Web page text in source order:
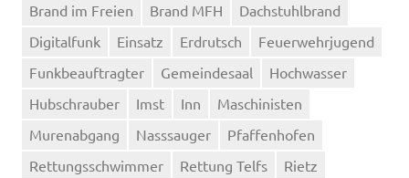
Brand im Freien
Brand MFH
Dachstuhlbrand
Digitalfunk
Einsatz Erdrutsch
Feuerwehrjugend
Funkbeauftragter
Gemeindesaal
Hochwasser
Hubschrauber
Imst Inn
Maschinisten
Murenabgang
Nasssauger
Pfaffenhofen
Rettungsschwimmer
Rettung Telfs
Rietz